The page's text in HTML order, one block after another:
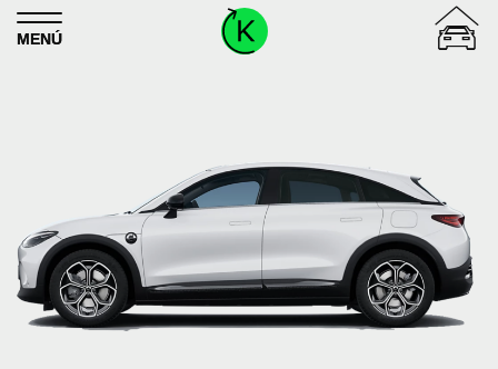
Skip to content
MENÚ